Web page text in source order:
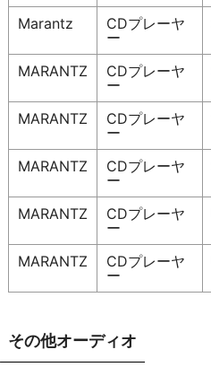
Marantz
CDプレーヤ
ー
MARANTZ
CDプレーヤ
ー
MARANTZ
CDプレーヤ
ー
MARANTZ
CDプレーヤ
ー
MARANTZ
CDプレーヤ
ー
MARANTZ
CDプレーヤ
ー
その他オーディオ